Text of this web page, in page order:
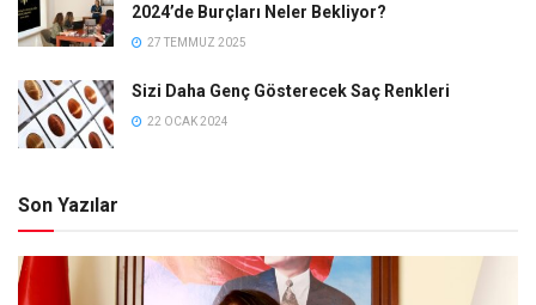
2024’de Burçları Neler Bekliyor?
27 TEMMUZ 2025
Sizi Daha Genç Gösterecek Saç Renkleri
22 OCAK 2024
Son Yazılar